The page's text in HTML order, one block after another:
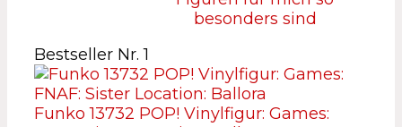
besonders sind
Bestseller Nr. 1
Funko 13732 POP! Vinylfigur: Games: